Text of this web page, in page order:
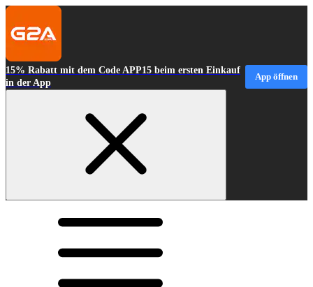
15% Rabatt mit dem Code APP15 beim ersten Einkauf
in der App
App öffnen